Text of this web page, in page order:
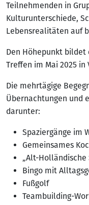
Teilnehmenden in
Kulturunterschiede,
Lebensrealitäten auf
Den Höhepunkt bildet
Treffen im Mai 2025 in
Die mehrtägige
Übernachtungen und
darunter:
Spaziergänge im
Gemeinsames
„Alt-
Bingo mit
Fußgolf
Teambuilding-